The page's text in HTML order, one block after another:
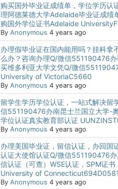
购买国外毕业证成绩单，学位学历
理阿德莱德大学Adelaide毕业证成绩
购国外学位证书Adelaide
By Anonymous 4 years ago
办理假毕业证在国内能用吗？挂科拿
么办？咨询办理Q/微信551190476
买维多利亚大学文凭Q/微信
University of VictoriaC5660
By Anonymous 4 years ago
留学生学历学位认证，一站式解决留
信551190476办南昆士兰国立大学-
学位认证真实教育部认证
By Anonymous 4 years ago
办理美国毕业证，留信认证，办回国
认证大使馆认证Q/微信551190476
信认证（可查）WSE认证，SPM证
University of Connecticut694D0581
By Anonymous 4 years ago